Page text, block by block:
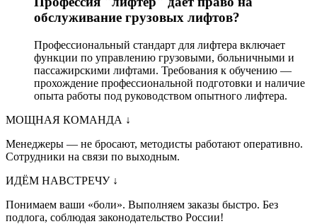
обслуживание грузовых лифтов?
Профессиональный стандарт для лифтера включает
функции по управлению грузовыми, больничными и
пассажирскими лифтами. Требования к обучению —
прохождение профессиональной подготовки и наличие
опыта работы под руководством опытного лифтера.
МОЩНАЯ КОМАНДА ↓
Менеджеры — не бросают, методисты работают оперативно.
Сотрудники на связи по выходным.
ИДЁМ НАВСТРЕЧУ ↓
Понимаем ваши «боли». Выполняем заказы быстро. Без
подлога, соблюдая законодательство России!